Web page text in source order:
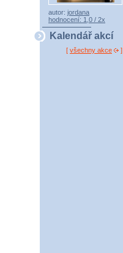
autor: jordana
hodnocení: 1,0 / 2x
Kalendář akcí
[ všechny akce ]